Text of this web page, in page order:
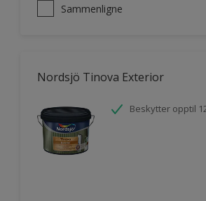
Sammenligne
Nordsjö Tinova Exterior
Beskytter opptil